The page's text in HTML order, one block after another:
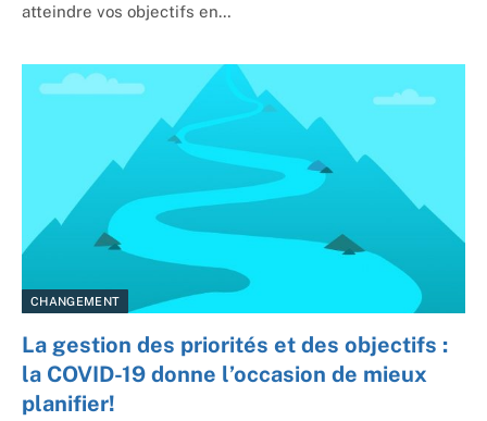
atteindre vos objectifs en…
CHANGEMENT
La gestion des priorités et des objectifs :
la COVID-19 donne l’occasion de mieux
planifier!